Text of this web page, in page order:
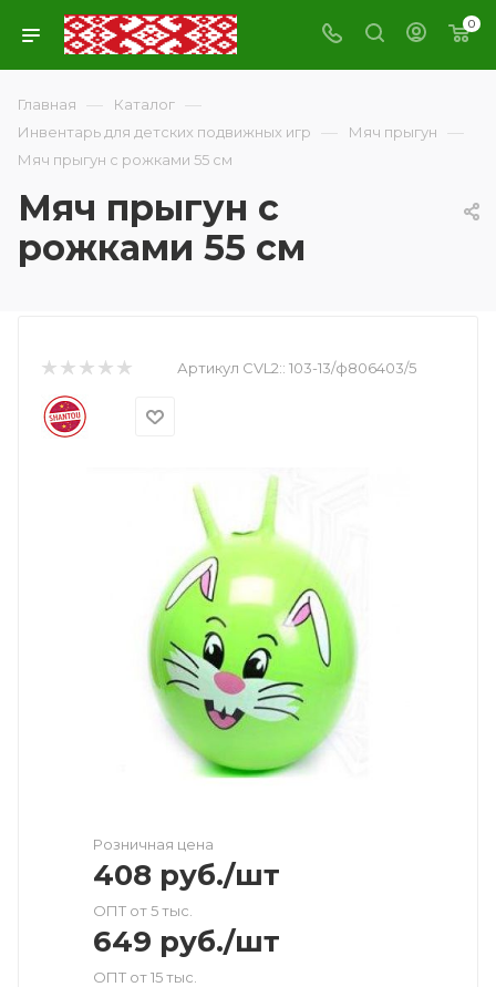
0
Главная — Каталог —
Инвентарь для детских подвижных игр — Мяч прыгун —
Мяч прыгун с рожками 55 см
Мяч прыгун с
рожками 55 см
Артикул CVL2:: 103-13/ф806403/5
Розничная цена
408 руб./шт
ОПТ от 5 тыс.
649 руб./шт
ОПТ от 15 тыс.